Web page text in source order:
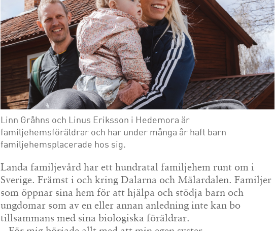
Linn Gråhns och Linus Eriksson i Hedemora är
familjehemsföräldrar och har under många år haft barn
familjehemsplacerade hos sig.
Landa familjevård har ett hundratal familjehem runt om i
Sverige. Främst i och kring Dalarna och Mälardalen. Familjer
som öppnar sina hem för att hjälpa och stödja barn och
ungdomar som av en eller annan anledning inte kan bo
tillsammans med sina biologiska föräldrar.